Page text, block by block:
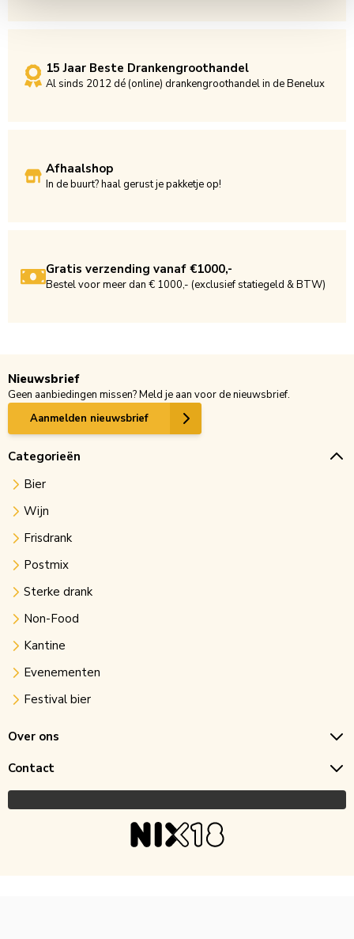
15 Jaar Beste Drankengroothandel
Al sinds 2012 dé (online) drankengroothandel in de Benelux
Afhaalshop
In de buurt? haal gerust je pakketje op!
Gratis verzending vanaf €1000,-
Bestel voor meer dan € 1000,- (exclusief statiegeld & BTW)
Nieuwsbrief
Geen aanbiedingen missen? Meld je aan voor de nieuwsbrief.
Aanmelden nieuwsbrief
Categorieën
Bier
Wijn
Frisdrank
Postmix
Sterke drank
Non-Food
Kantine
Evenementen
Festival bier
Over ons
Contact